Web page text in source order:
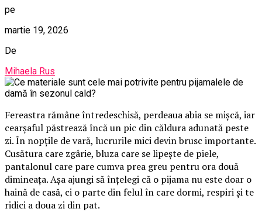
pe
martie 19, 2026
De
Mihaela Rus
Fereastra rămâne întredeschisă, perdeaua abia se mișcă, iar
cearșaful păstrează încă un pic din căldura adunată peste
zi. În nopțile de vară, lucrurile mici devin brusc importante.
Cusătura care zgârie, bluza care se lipește de piele,
pantalonul care pare cumva prea greu pentru ora două
dimineața. Așa ajungi să înțelegi că o pijama nu este doar o
haină de casă, ci o parte din felul în care dormi, respiri și te
ridici a doua zi din pat.